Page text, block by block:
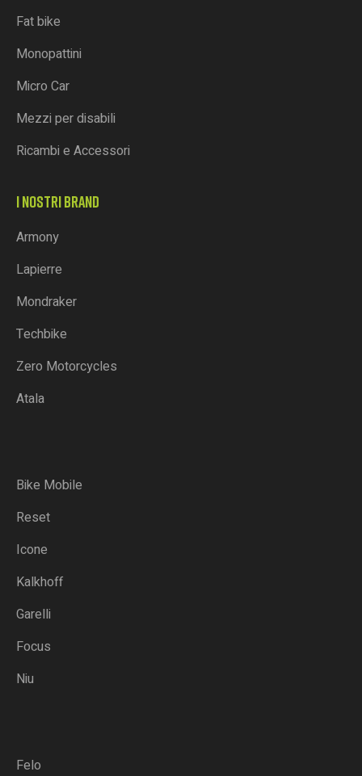
Fat bike
Monopattini
Micro Car
Mezzi per disabili
Ricambi e Accessori
I NOSTRI BRAND
Armony
Lapierre
Mondraker
Techbike
Zero Motorcycles
Atala
Bike Mobile
Reset
Icone
Kalkhoff
Garelli
Focus
Niu
Felo